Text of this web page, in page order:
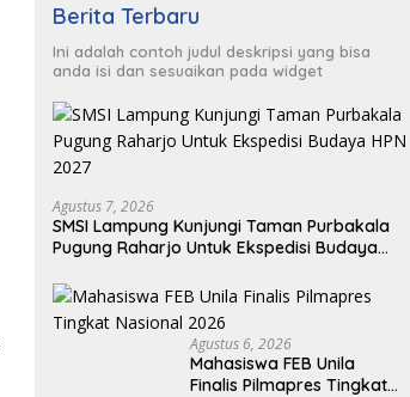
Berita Terbaru
Ini adalah contoh judul deskripsi yang bisa
anda isi dan sesuaikan pada widget
Agustus 7, 2026
SMSI Lampung Kunjungi Taman Purbakala
Pugung Raharjo Untuk Ekspedisi Budaya
Agustus 6, 2026
Mahasiswa FEB Unila
Finalis Pilmapres Tingkat